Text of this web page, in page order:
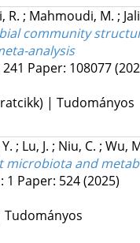
R. ; Mahmoudi, M. ;
community
analysis
241 Paper: 108077
| Tudományos
; Lu, J. ; Niu, C. ; Wu,
microbiota and
1 Paper: 524(2025)
Tudományos